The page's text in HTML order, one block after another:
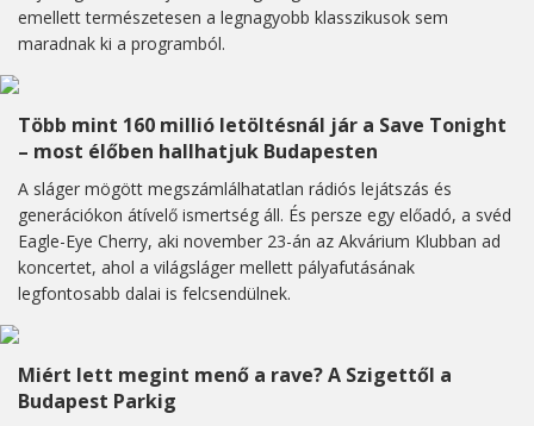
emellett természetesen a legnagyobb klasszikusok sem
maradnak ki a programból.
Több mint 160 millió letöltésnál jár a Save Tonight
– most élőben hallhatjuk Budapesten
A sláger mögött megszámlálhatatlan rádiós lejátszás és
generációkon átívelő ismertség áll. És persze egy előadó, a svéd
Eagle-Eye Cherry, aki november 23-án az Akvárium Klubban ad
koncertet, ahol a világsláger mellett pályafutásának
legfontosabb dalai is felcsendülnek.
Miért lett megint menő a rave? A Szigettől a
Budapest Parkig